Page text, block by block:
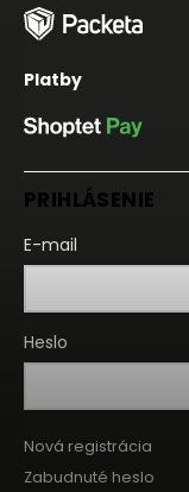
Platby
PRIHLÁSENIE
E-mail
Heslo
Nová registrácia
Zabudnuté heslo